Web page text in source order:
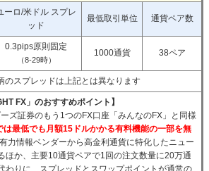
ーロ/米ドル スプレ
ッド
最低取引単位 通貨ペア数
0.3pips原則固定
（8-29時）
1000通貨 38ペア
スプレッドは上記とは異なります
FX」のおすすめポイント】
ーズ証券のもう1つのFX口座「みんなのFX」と同様
最低でも月額15ドルかかる有料機能の一部を無
力情報ベンダーから高金利通貨に特化したニュー
ほか、主要10通貨ペアで1回の注文数量に20万通